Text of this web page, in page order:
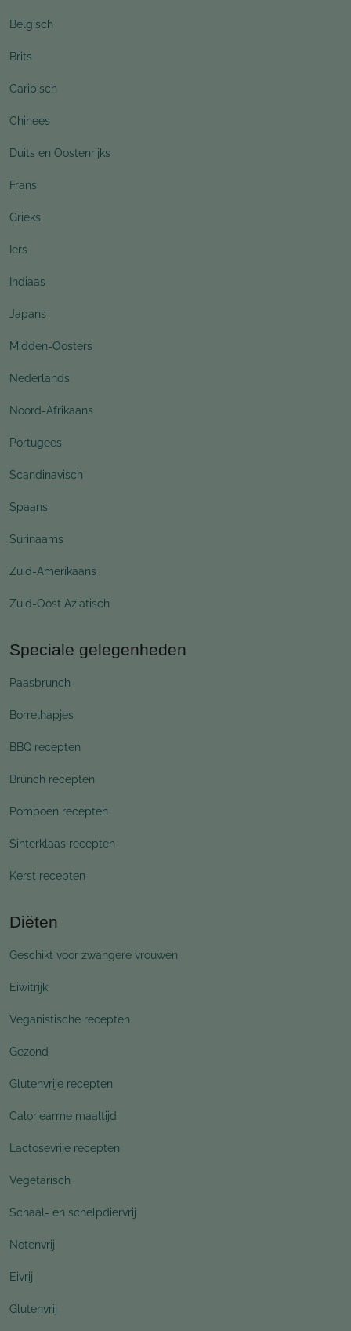
Belgisch
Brits
Caribisch
Chinees
Duits en Oostenrijks
Frans
Grieks
Iers
Indiaas
Japans
Midden-Oosters
Nederlands
Noord-Afrikaans
Portugees
Scandinavisch
Spaans
Surinaams
Zuid-Amerikaans
Zuid-Oost Aziatisch
Speciale gelegenheden
Paasbrunch
Borrelhapjes
BBQ recepten
Brunch recepten
Pompoen recepten
Sinterklaas recepten
Kerst recepten
Diëten
Geschikt voor zwangere vrouwen
Eiwitrijk
Veganistische recepten
Gezond
Glutenvrije recepten
Caloriearme maaltijd
Lactosevrije recepten
Vegetarisch
Schaal- en schelpdiervrij
Notenvrij
Eivrij
Glutenvrij